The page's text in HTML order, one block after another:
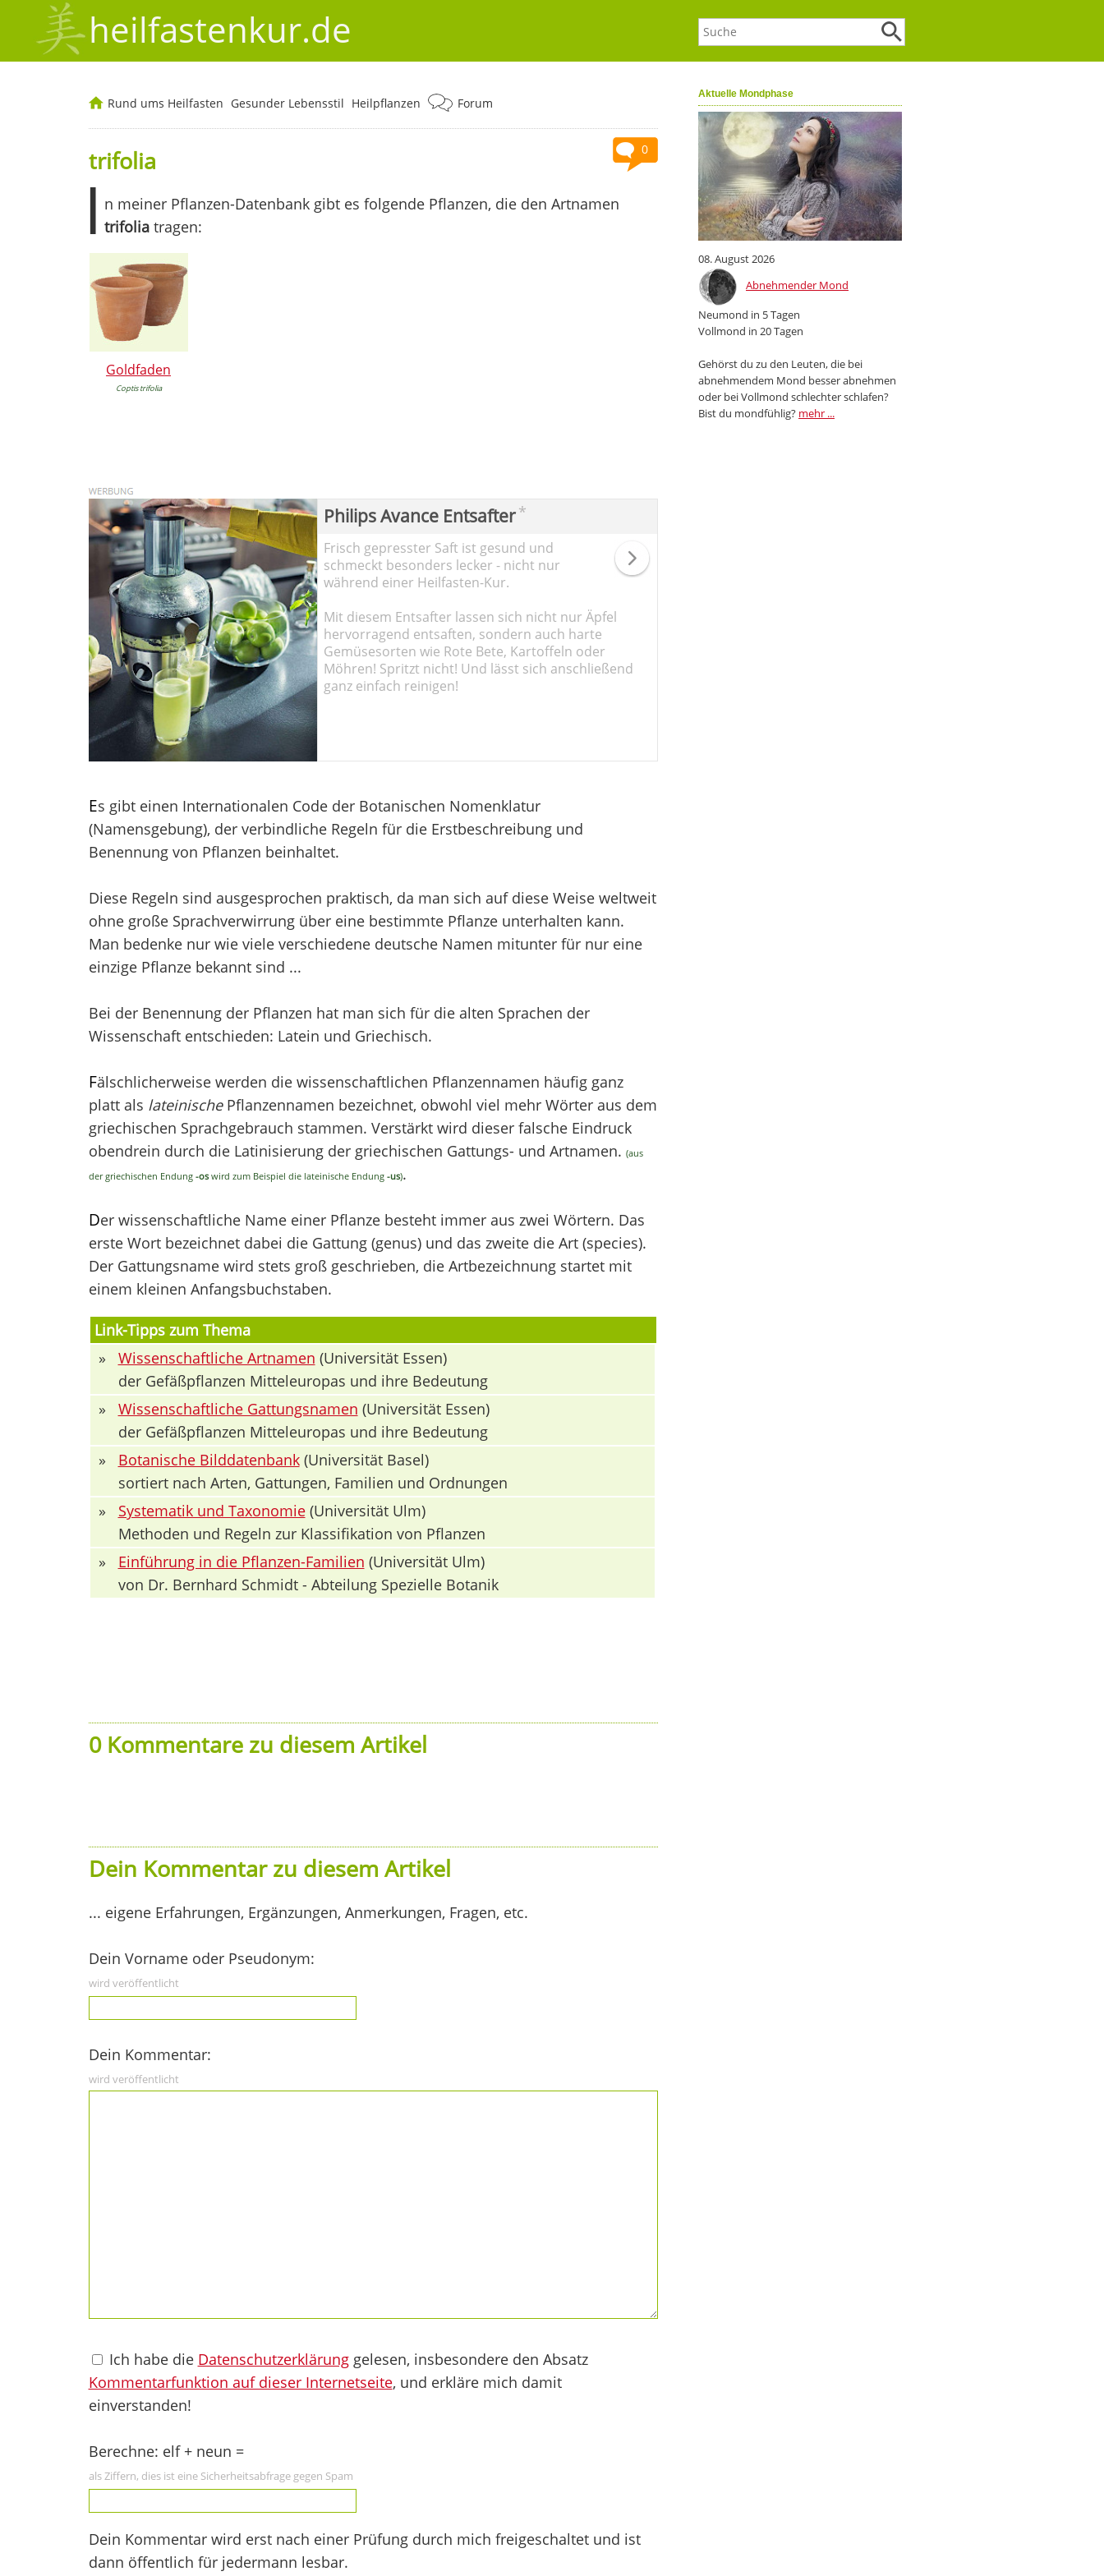
heilfastenkur.de
Aktuelle Mondphase
08. August 2026
Abnehmender Mond
Neumond in 5 Tagen
Vollmond in 20 Tagen
Gehörst du zu den Leuten, die bei
abnehmendem Mond besser abnehmen
oder bei Vollmond schlechter schlafen?
Bist du mondfühlig? mehr ...
Rund ums Heilfasten Gesunder Lebensstil Heilpflanzen Forum
0
trifolia
I n meiner Pflanzen-Datenbank gibt es folgende Pflanzen, die den Artnamen
trifoliatragen:
Goldfaden
Coptis trifolia
Philips Avance Entsafter*
Frisch gepresster Saft ist gesund und
schmeckt besonders lecker - nicht nur
während einer Heilfasten-Kur.
Mit diesem Entsafter lassen sich nicht nur Äpfel
hervorragend entsaften, sondern auch harte
Gemüsesorten wie Rote Bete, Kartoffeln oder
Möhren! Spritzt nicht! Und lässt sich anschließend
ganz einfach reinigen!
Es gibt einen Internationalen Code der Botanischen Nomenklatur
(Namensgebung), der verbindliche Regeln für die Erstbeschreibung und
Benennung von Pflanzen beinhaltet.
Diese Regeln sind ausgesprochen praktisch, da man sich auf diese Weise weltweit
ohne große Sprachverwirrung über eine bestimmte Pflanze unterhalten kann.
Man bedenke nur wie viele verschiedene deutsche Namen mitunter für nur eine
einzige Pflanze bekannt sind ...
Bei der Benennung der Pflanzen hat man sich für die alten Sprachen der
Wissenschaft entschieden: Latein und Griechisch.
Fälschlicherweise werden die wissenschaftlichen Pflanzennamen häufig ganz
platt als lateinischePflanzennamen bezeichnet, obwohl viel mehr Wörter aus dem
griechischen Sprachgebrauch stammen. Verstärkt wird dieser falsche Eindruck
obendrein durch die Latinisierung der griechischen Gattungs- und Artnamen. (aus
der griechischen Endung -oswird zum Beispiel die lateinische Endung -us).
Der wissenschaftliche Name einer Pflanze besteht immer aus zwei Wörtern. Das
erste Wort bezeichnet dabei die Gattung (genus) und das zweite die Art (species).
Der Gattungsname wird stets groß geschrieben, die Artbezeichnung startet mit
einem kleinen Anfangsbuchstaben.
Link-Tipps zum Thema
»
Wissenschaftliche Artnamen (Universität Essen)
der Gefäßpflanzen Mitteleuropas und ihre Bedeutung
»
Wissenschaftliche Gattungsnamen (Universität Essen)
der Gefäßpflanzen Mitteleuropas und ihre Bedeutung
»
Botanische Bilddatenbank(Universität Basel)
sortiert nach Arten, Gattungen, Familien und Ordnungen
»
Systematik und Taxonomie(Universität Ulm)
Methoden und Regeln zur Klassifikation von Pflanzen
»
Einführung in die Pflanzen-Familien (Universität Ulm)
von Dr. Bernhard Schmidt - Abteilung Spezielle Botanik
0 Kommentare zu diesem Artikel
Dein Kommentar zu diesem Artikel
... eigene Erfahrungen, Ergänzungen, Anmerkungen, Fragen, etc.
Dein Vorname oder Pseudonym:
wird veröffentlicht
Dein Kommentar:
wird veröffentlicht
Ich habe die Datenschutzerklärunggelesen, insbesondere den Absatz
Kommentarfunktion auf dieser Internetseite, und erkläre mich damit
einverstanden!
Berechne: elf + neun =
als Ziffern, dies ist eine Sicherheitsabfrage gegen Spam
Dein Kommentar wird erst nach einer Prüfung durch mich freigeschaltet und ist
dann öffentlich für jedermann lesbar.